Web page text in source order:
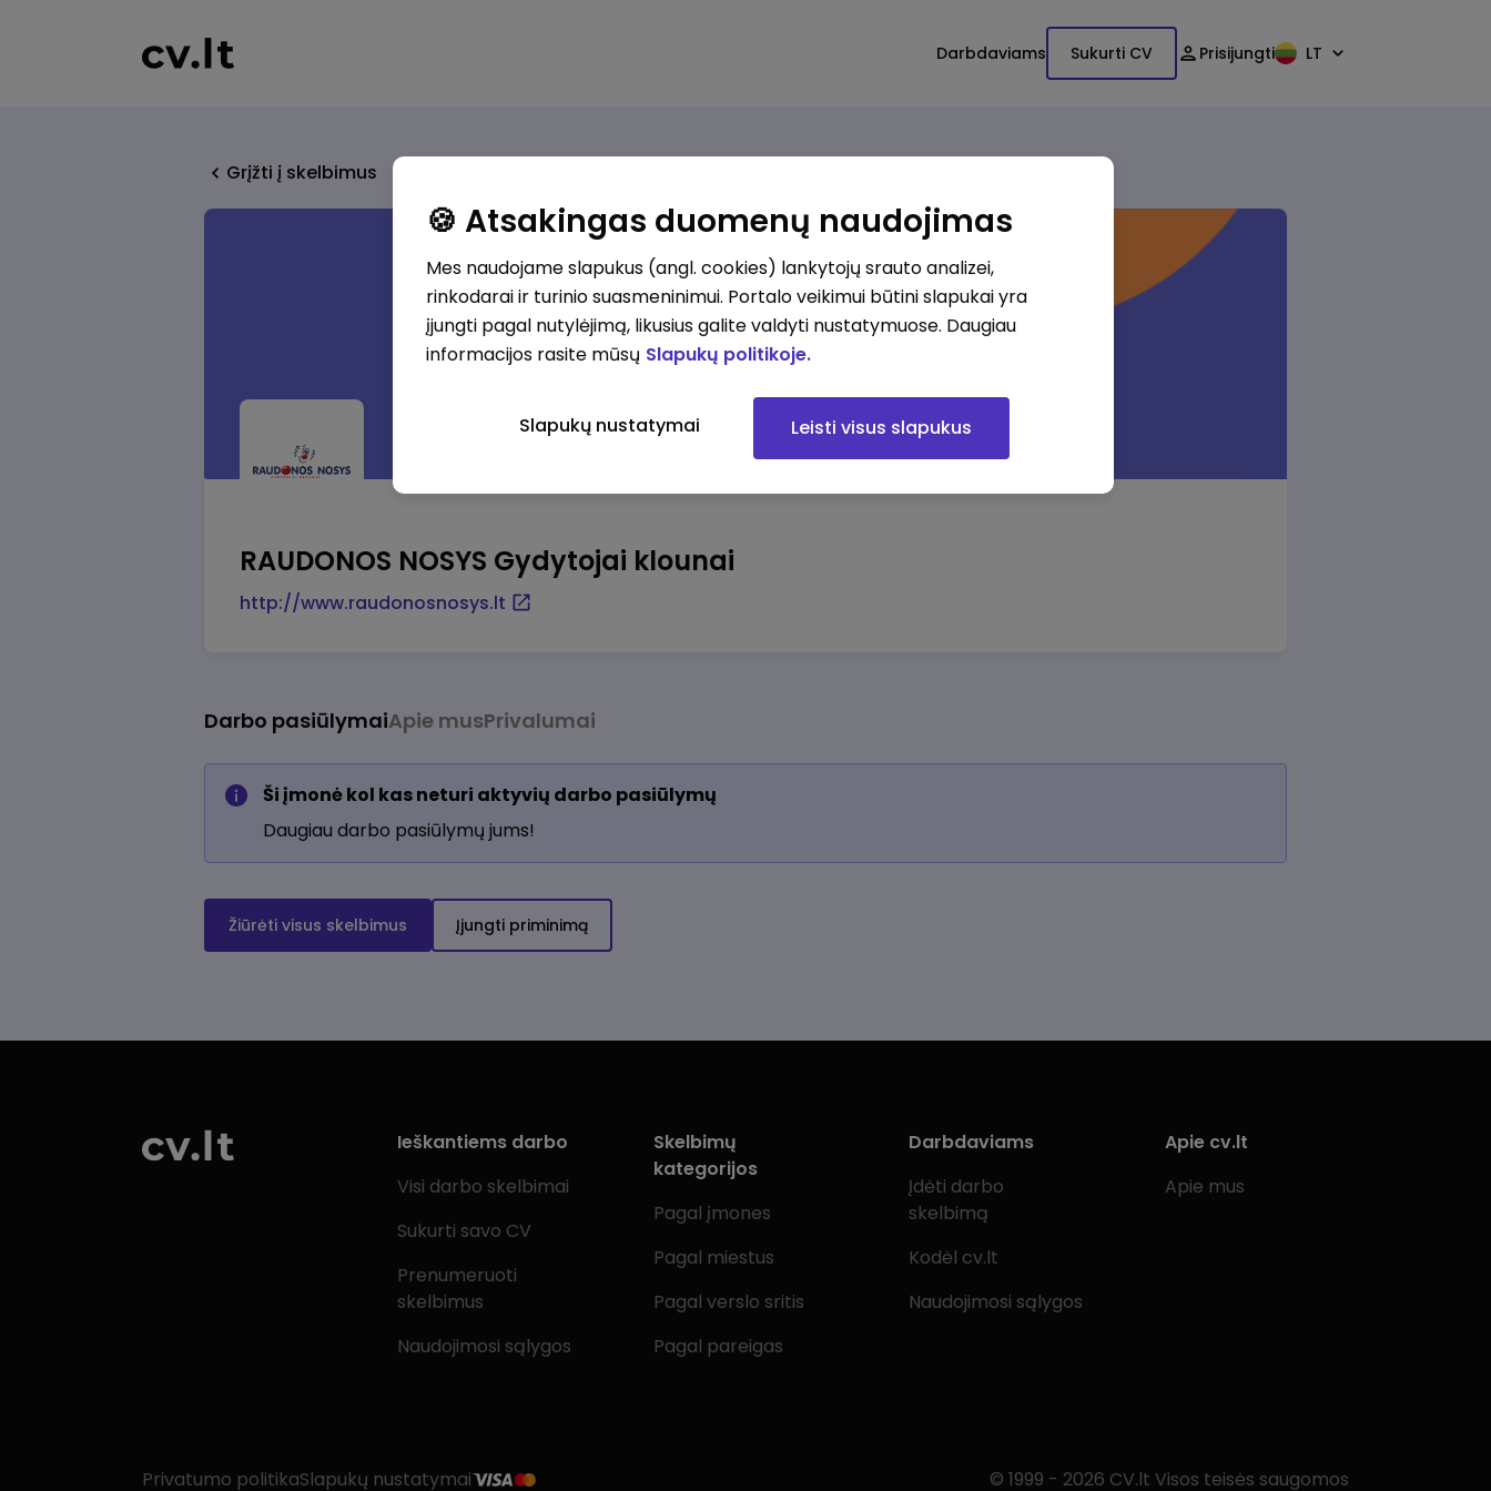
Darbdaviams Sukurti CV Prisijungti LT
Grįžti į skelbimus
RAUDONOS NOSYS Gydytojai klounai
http://www.raudonosnosys.lt
Darbo pasiūlymaiApie musPrivalumai
Ši įmonė kol kas neturi aktyvių darbo pasiūlymų
Daugiau darbo pasiūlymų jums!
Žiūrėti visus skelbimus Įjungti priminimą
Ieškantiems darbo
Visi darbo skelbimai
Sukurti savo CV
Prenumeruoti
skelbimus
Naudojimosi sąlygos
Skelbimų
kategorijos
Pagal įmones
Pagal miestus
Pagal verslo sritis
Pagal pareigas
Darbdaviams
Įdėti darbo
skelbimą
Kodėl cv.lt
Naudojimosi sąlygos
Apie cv.lt
Apie mus
Privatumo politikaSlapukų nustatymai © 1999 - 2026 CV.lt Visos teisės saugomos
🍪 Atsakingas duomenų naudojimas
Mes naudojame slapukus (angl. cookies) lankytojų srauto analizei,
rinkodarai ir turinio suasmeninimui. Portalo veikimui būtini slapukai yra
įjungti pagal nutylėjimą, likusius galite valdyti nustatymuose. Daugiau
informacijos rasite mūsų Slapukų politikoje.
Slapukų nustatymai Leisti visus slapukus